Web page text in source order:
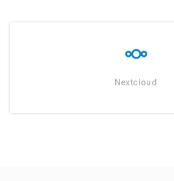
Nextcloud